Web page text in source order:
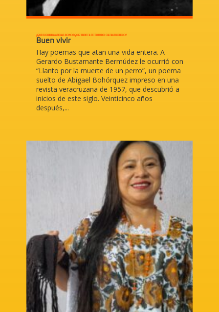
¿QUÉ ESCRIBIRÍA ABIGAEL BOHÓRQUEZ FRENTE A ESTE MUNDO CATASTRÓFICO?
Buen vivir
Hay poemas que atan una vida entera. A
Gerardo Bustamante Bermúdez le ocurrió con
“Llanto por la muerte de un perro”, un poema
suelto de Abigael Bohórquez impreso en una
revista veracruzana de 1957, que descubrió a
inicios de este siglo. Veinticinco años
después,...